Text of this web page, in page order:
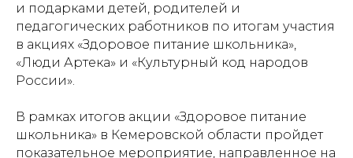
и подарками детей, родителей и
педагогических работников по итогам участия
в акциях «Здоровое питание школьника»,
«Люди Артека» и «Культурный код народов
России».
В рамках итогов акции «Здоровое питание
школьника» в Кемеровской области пройдет
показательное мероприятие, направленное на